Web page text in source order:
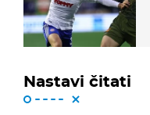
Nastavi čitati